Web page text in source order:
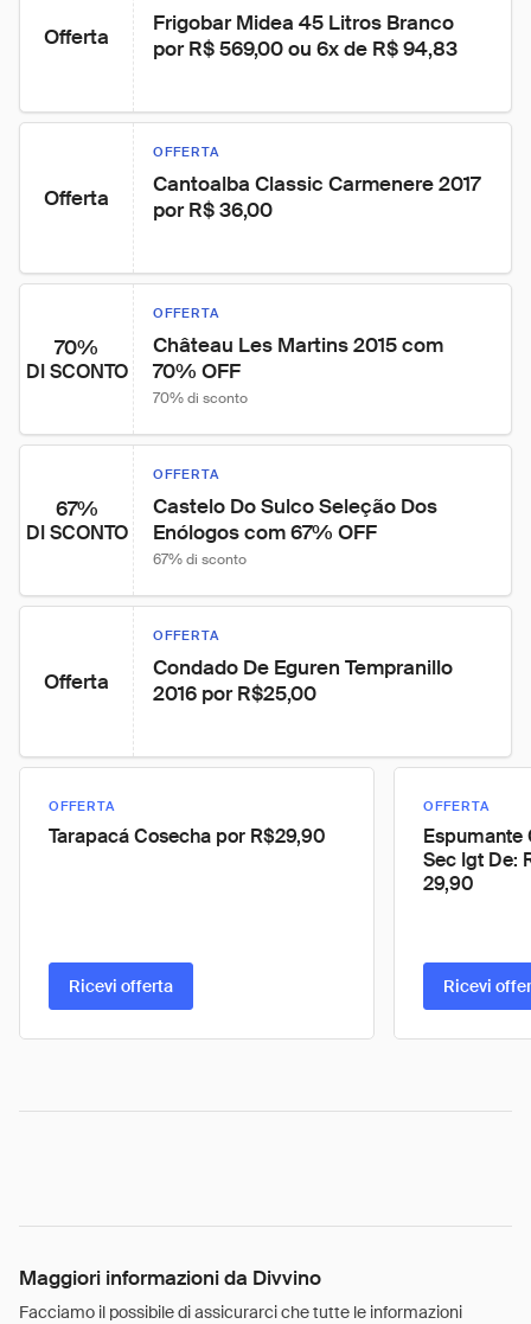
Offerta
Frigobar Midea 45 Litros Branco
por R$ 569,00 ou 6x de R$ 94,83
Offerta
OFFERTA
Cantoalba Classic Carmenere 2017
por R$ 36,00
70%
DI SCONTO
OFFERTA
Château Les Martins 2015 com
70% OFF
70% di sconto
67%
DI SCONTO
OFFERTA
Castelo Do Sulco Seleção Dos
Enólogos com 67% OFF
67% di sconto
Offerta
OFFERTA
Condado De Eguren Tempranillo
2016 por R$25,00
OFFERTA
Tarapacá Cosecha por R$29,90
Ricevi offerta
OFFERTA
Espumante
Sec Igt De:
29,90
Ricevi
Maggiori informazioni da Divvino
Facciamo il possibile di assicurarci che tutte le informazioni